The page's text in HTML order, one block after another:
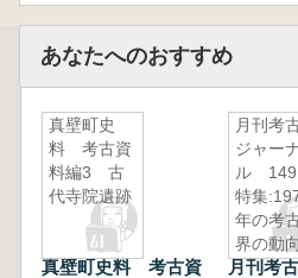
あなたへのおすすめ
真壁町史
料 考古資
料編3 古
代寺院遺跡
真壁町史料 考古資
月刊考
ジャー
ル
特集
年の考
界の動向
月刊考